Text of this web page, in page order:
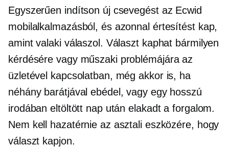
Egyszerűen indítson új csevegést az Ecwid
mobilalkalmazásból, és azonnal értesítést kap,
amint valaki válaszol. Választ kaphat bármilyen
kérdésére vagy műszaki problémájára az
üzletével kapcsolatban, még akkor is, ha
néhány barátjával ebédel, vagy egy hosszú
irodában eltöltött nap után elakadt a forgalom.
Nem kell hazatérnie az asztali eszközére, hogy
választ kapjon.